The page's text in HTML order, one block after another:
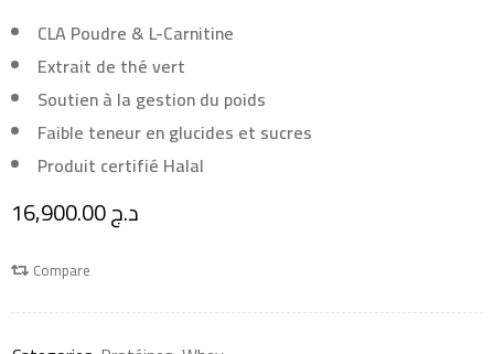
CLA Poudre & L-Carnitine
Extrait de thé vert
Soutien à la gestion du poids
Faible teneur en glucides et sucres
Produit certifié Halal
د.ج
Compare